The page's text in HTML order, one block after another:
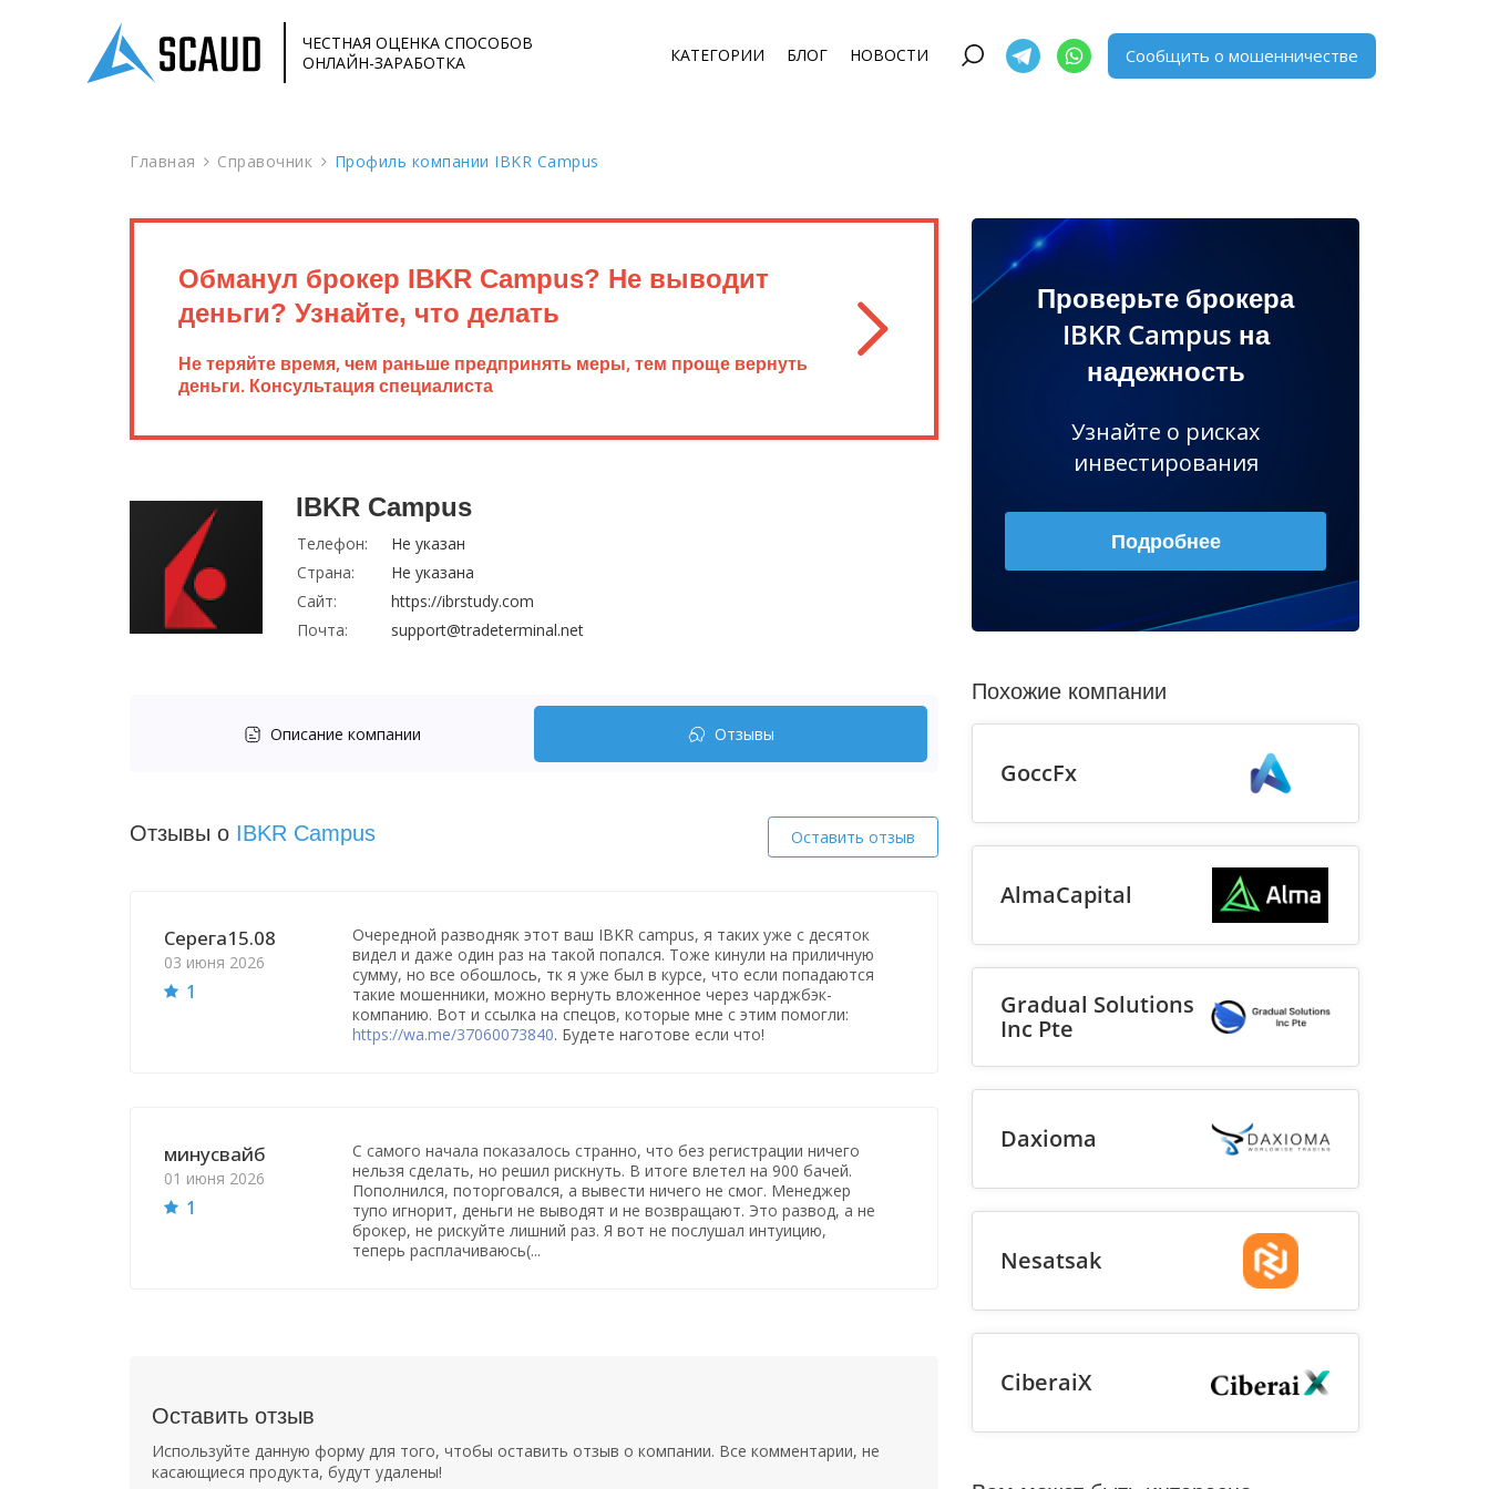
ЧЕСТНАЯ ОЦЕНКА СПОСОБОВ
ОНЛАЙН-ЗАРАБОТКА
КАТЕГОРИИ БЛОГ НОВОСТИ Сообщить о мошенничестве
Главная Справочник Профиль компании IBKR Campus
Обманул брокер IBKR Campus? Не выводит
деньги? Узнайте, что делать
Не теряйте время, чем раньше предпринять меры, тем проще вернуть
деньги. Консультация специалиста
IBKR Campus
Телефон:
Не указан
Страна:
Не указана
Сайт:
https://ibrstudy.com
Почта:
support@tradeterminal.net
Описание компании Отзывы
Отзывы о IBKR Campus Оставить отзыв
Серега15.08
03 июня 2026
1
Очередной разводняк этот ваш IBKR campus, я таких уже с десяток
видел и даже один раз на такой попался. Тоже кинули на приличную
сумму, но все обошлось, тк я уже был в курсе, что если попадаются
такие мошенники, можно вернуть вложенное через чарджбэк-
компанию. Вот и ссылка на спецов, которые мне с этим помогли:
https://wa.me/37060073840. Будете наготове если что!
минусвайб
01 июня 2026
1
С самого начала показалось странно, что без регистрации ничего
нельзя сделать, но решил рискнуть. В итоге влетел на 900 бачей.
Пополнился, поторговался, а вывести ничего не смог. Менеджер
тупо игнорит, деньги не выводят и не возвращают. Это развод, а не
брокер, не рискуйте лишний раз. Я вот не послушал интуицию,
теперь расплачиваюсь(...
Оставить отзыв
Используйте данную форму для того, чтобы оставить отзыв о компании. Все комментарии, не
касающиеся продукта, будут удалены!
Проверьте брокера
IBKR Campus на
надежность
Узнайте о рисках
инвестирования
Подробнее
Похожие компании
GoccFx
AlmaCapital
Gradual Solutions
Inc Pte
Daxioma
Nesatsak
CiberaiX